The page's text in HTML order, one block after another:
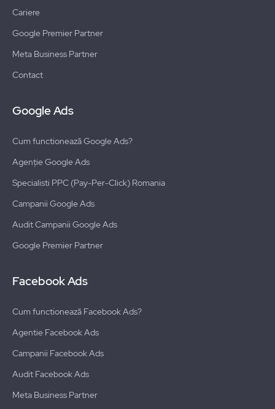
Cariere
Google Premier Partner
Meta Business Partner
Contact
Google Ads
Cum functionează Google Ads?
Agenție Google Ads
Specialisti PPC (Pay-Per-Click) Romania
Campanii Google Ads
Audit Campanii Google Ads
Google Premier Partner
Facebook Ads
Cum functionează Facebook Ads?
Agentie Facebook Ads
Campanii Facebook Ads
Audit Facebook Ads
Meta Business Partner